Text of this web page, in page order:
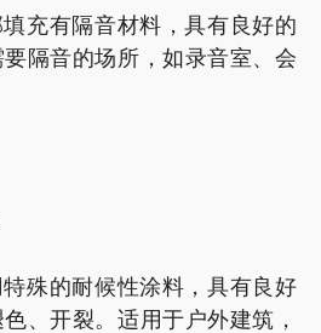
充有隔音材料，具有良好的
隔音的场所，如录音室、会
殊的耐候性涂料，具有良好
、开裂。适用于户外建筑，